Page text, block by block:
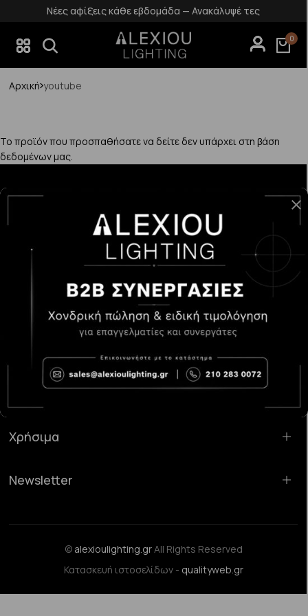
Νέες αφίξεις κάθε εβδομάδα — Ανακάλυψέ τες
0
Αρχική youtube
Το προϊόν που προσπαθήσατε να δείτε δεν υπάρχει στη βάση
δεδομένων μας.
Κατάστημα Χαλάνδρι:Σαρανταπόρου 55, 15232, Χαλάνδρι
sales@alexioulighting.gr
210 283 0072
6983123181
Χρήσιμα
Newsletter
© alexioulighting.grAll Rights Reserved
Κατασκευή ιστοσελίδων - qualityweb.gr